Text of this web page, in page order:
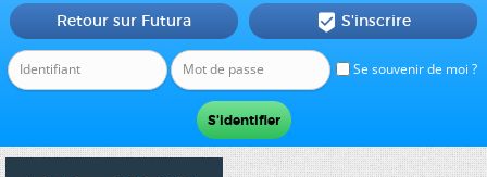
Se souvenir de moi ?
Retour sur Futura  S'inscrire